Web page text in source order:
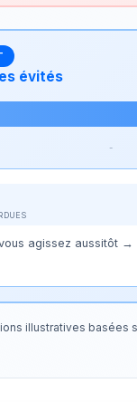
évités
-
agissez aussitôt
illustratives basées